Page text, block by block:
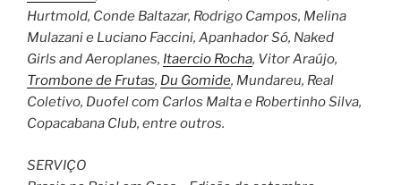
Hurtmold, Conde Baltazar, Rodrigo Campos, Melina
Mulazani e Luciano Faccini, Apanhador Só, Naked
Girls and Aeroplanes, Itaercio Rocha, Vitor Araújo,
Trombone de Frutas, Du Gomide, Mundareu, Real
Coletivo, Duofel com Carlos Malta e Robertinho Silva,
Copacabana Club, entre outros.
SERVIÇO